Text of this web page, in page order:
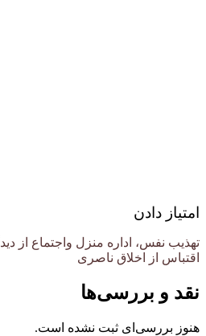
امتیاز دادن
تهذیب نفس، اداره منزل واجتماع از
اقتباس از اخلاق ناصری
نقد و بررسی‌ها
هنوز بررسی‌ای ثبت نشده است.